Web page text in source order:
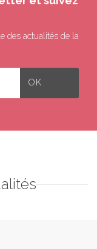
des actualités de la